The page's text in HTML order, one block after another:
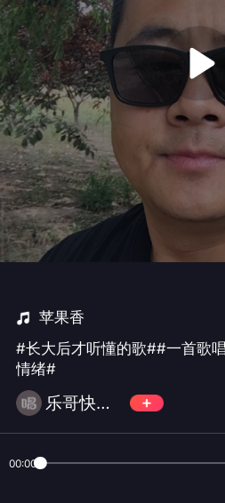
苹果香
#长大后才听懂的歌##一首歌
情绪#
乐哥快乐一生
00:00